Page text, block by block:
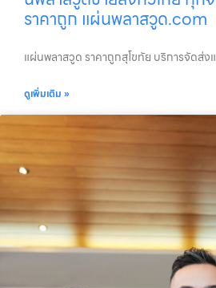
ราคาถูก แผ่นพลาสวูด.com
แผ่นพลาสวูด ราคาถูกสุโขทัย บริการจัดส่งแ
ดูเพิ่มเติม »